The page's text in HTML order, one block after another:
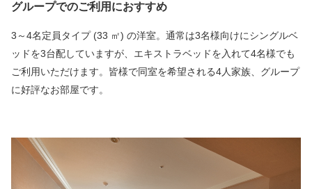
グループでのご利用におすすめ
3～4名定員タイプ (33 ㎡) の洋室。通常は3名様向けにシングルベ
ッドを3台配していますが、エキストラベッドを入れて4名様でも
ご利用いただけます。皆様で同室を希望される4人家族、グループ
に好評なお部屋です。